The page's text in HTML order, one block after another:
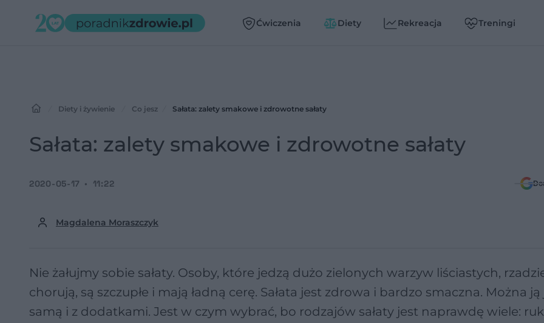
Ćwiczenia Diety Rekreacja Treningi
Diety i żywienie Co jesz Sałata: zalety smakowe i zdrowotne sałaty
Sałata: zalety smakowe i zdrowotne sałaty
Magdalena Moraszczyk
2020-05-17 11:22
Nie żałujmy sobie sałaty. Osoby, które jedzą dużo zielonych warzyw liściastych,
chorują, są szczupłe i mają ładną cerę. Sałata jest zdrowa i bardzo smaczna. Można ją
samą i z dodatkami. Jest w czym wybrać, bo rodzajów sałaty jest naprawdę wiele: